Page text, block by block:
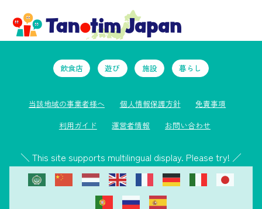
飲食店 遊び 施設 暮らし
当該地域の事業者様へ 個人情報保護方針
免責事項
利用ガイド
運営者情報 お問い合わせ
＼ This site supports multilingual display. Please try! ／